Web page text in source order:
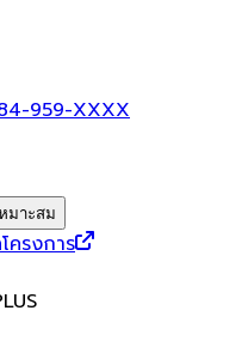
959-XXXX
มาะสม
ครงการ